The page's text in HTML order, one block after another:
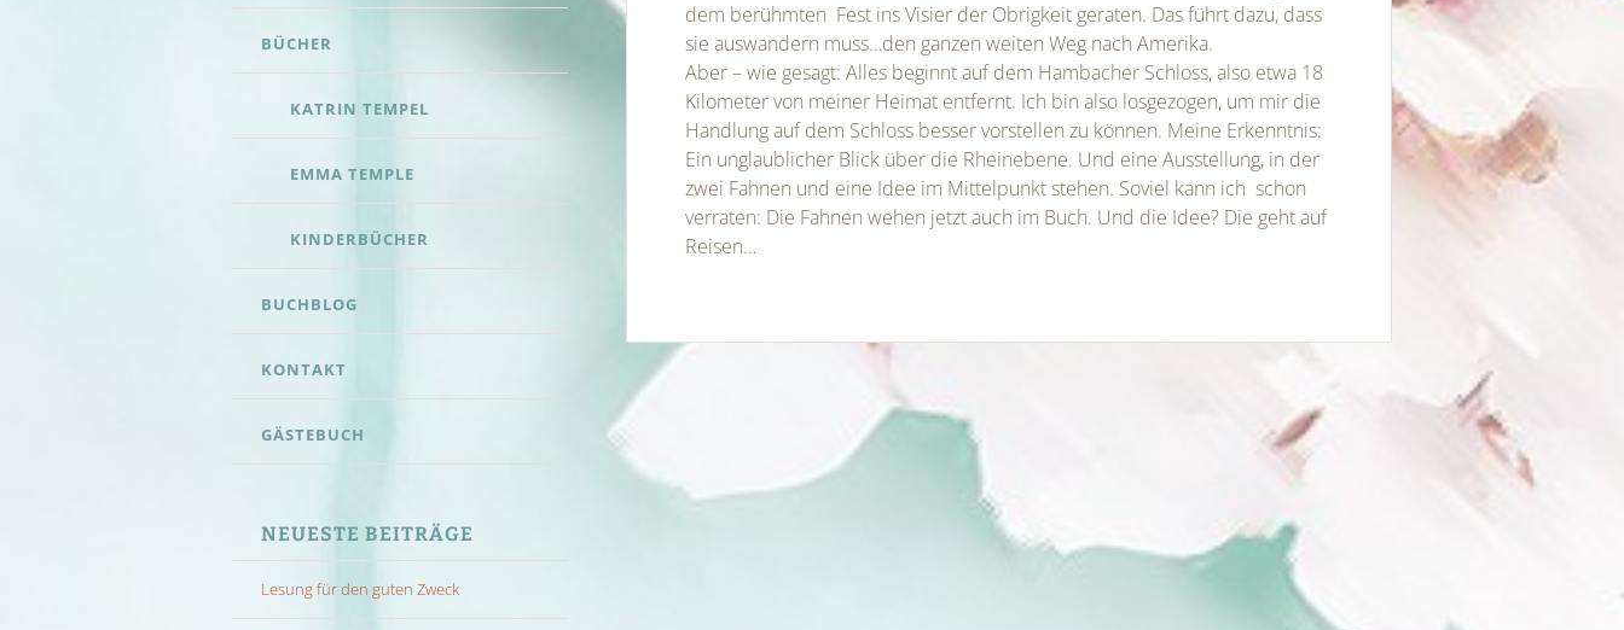
CONTENT
BÜCHER
KATRIN TEMPEL
EMMA TEMPLE
KINDERBÜCHER
BUCHBLOG
KONTAKT
GÄSTEBUCH
NEUESTE BEITRÄGE
Lesung für den guten Zweck
dem berühmten Fest ins Visier der Obrigkeit geraten. Das führt dazu, dass
sie auswandern muss…den ganzen weiten Weg nach Amerika.
Aber – wie gesagt: Alles beginnt auf dem Hambacher Schloss, also etwa 18
Kilometer von meiner Heimat entfernt. Ich bin also losgezogen, um mir die
Handlung auf dem Schloss besser vorstellen zu können. Meine Erkenntnis:
Ein unglaublicher Blick über die Rheinebene. Und eine Ausstellung, in der
zwei Fahnen und eine Idee im Mittelpunkt stehen. Soviel kann ich schon
verraten: Die Fahnen wehen jetzt auch im Buch. Und die Idee? Die geht auf
Reisen…